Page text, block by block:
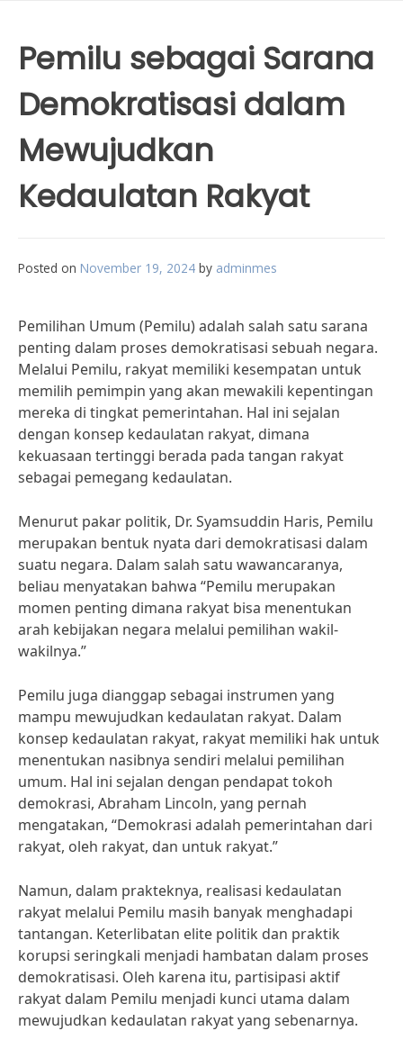
Pemilu sebagai Sarana
Demokratisasi dalam
Mewujudkan
Kedaulatan Rakyat
Posted on November 19, 2024 by adminmes
Pemilihan Umum (Pemilu) adalah salah satu sarana
penting dalam proses demokratisasi sebuah negara.
Melalui Pemilu, rakyat memiliki kesempatan untuk
memilih pemimpin yang akan mewakili kepentingan
mereka di tingkat pemerintahan. Hal ini sejalan
dengan konsep kedaulatan rakyat, dimana
kekuasaan tertinggi berada pada tangan rakyat
sebagai pemegang kedaulatan.
Menurut pakar politik, Dr. Syamsuddin Haris, Pemilu
merupakan bentuk nyata dari demokratisasi dalam
suatu negara. Dalam salah satu wawancaranya,
beliau menyatakan bahwa “Pemilu merupakan
momen penting dimana rakyat bisa menentukan
arah kebijakan negara melalui pemilihan wakil-
wakilnya.”
Pemilu juga dianggap sebagai instrumen yang
mampu mewujudkan kedaulatan rakyat. Dalam
konsep kedaulatan rakyat, rakyat memiliki hak untuk
menentukan nasibnya sendiri melalui pemilihan
umum. Hal ini sejalan dengan pendapat tokoh
demokrasi, Abraham Lincoln, yang pernah
mengatakan, “Demokrasi adalah pemerintahan dari
rakyat, oleh rakyat, dan untuk rakyat.”
Namun, dalam prakteknya, realisasi kedaulatan
rakyat melalui Pemilu masih banyak menghadapi
tantangan. Keterlibatan elite politik dan praktik
korupsi seringkali menjadi hambatan dalam proses
demokratisasi. Oleh karena itu, partisipasi aktif
rakyat dalam Pemilu menjadi kunci utama dalam
mewujudkan kedaulatan rakyat yang sebenarnya.